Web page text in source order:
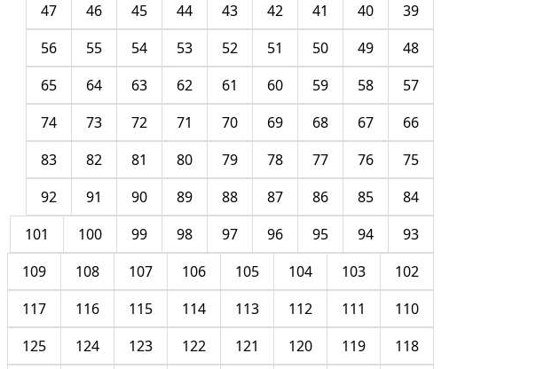
39
40
41
42
43
44
45
46
47
48
49
50
51
52
53
54
55
56
57
58
59
60
61
62
63
64
65
66
67
68
69
70
71
72
73
74
75
76
77
78
79
80
81
82
83
84
85
86
87
88
89
90
91
92
93
94
95
96
97
98
99
100
101
102
103
104
105
106
107
108
109
110
111
112
113
114
115
116
117
118
119
120
121
122
123
124
125